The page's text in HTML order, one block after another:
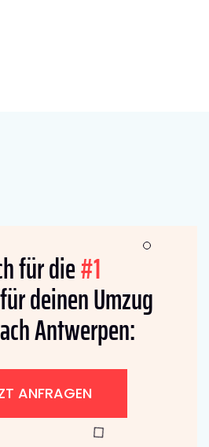
für die#1
für deinen Umzug
Antwerpen:
ANFRAGEN